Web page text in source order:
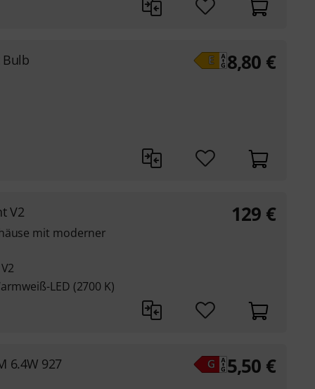
Bulb 8,80 €
V2
mit moderner
LED (2700 K)
129 €
6.4W 927 5,50 €